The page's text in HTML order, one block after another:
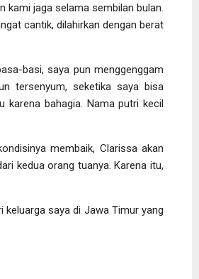
kami jaga selama sembilan bulan.
cantik, dilahirkan dengan berat
basi, saya pun menggenggam
tersenyum, seketika saya bisa
karena bahagia. Nama putri kecil
membaik, Clarissa akan
kedua orang tuanya. Karena itu,
saya di Jawa Timur yang